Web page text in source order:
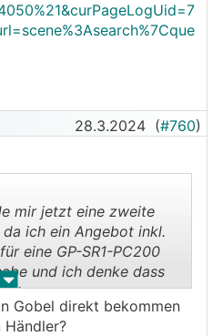
28.3.2024 (#760)
.
mir jetzt eine zweite
ich ein Angebot inkl.
eine GP-SR1-PC200
und ich denke dass
ist.
Gobel direkt bekommen
Händler?